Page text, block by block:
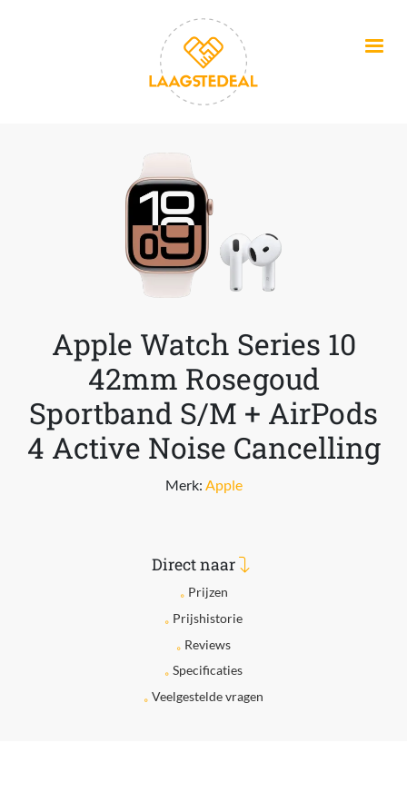
Apple Watch Series 10
42mm Rosegoud
Sportband S/M + AirPods
4 Active Noise Cancelling
Merk: Apple
Direct naar
Prijzen
Prijshistorie
Reviews
Specificaties
Veelgestelde vragen